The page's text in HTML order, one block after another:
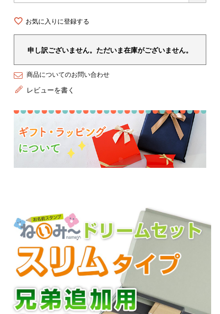
お気に入りに登録する
申し訳ございません。ただいま在庫がございません。
商品についてのお問い合わせ
レビューを書く